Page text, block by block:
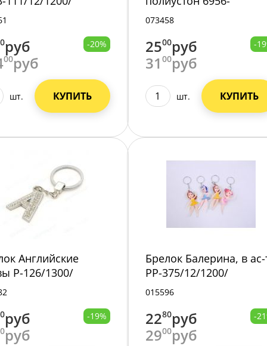
руб
00руб
-20%
шт. КУПИТЬ
115/24/2400/
073458
2500руб
31 00руб
-
шт. КУПИТЬ
Английские
Р-126/1300/
руб
руб
-19%
Брелок Балерина, в ас-
РР-375/12/1200/
015596
2280руб
2900руб
-